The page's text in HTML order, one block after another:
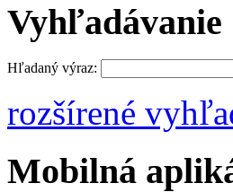
Vyhľadávanie
Hľadaný výraz:
rozšírené
Mobilná